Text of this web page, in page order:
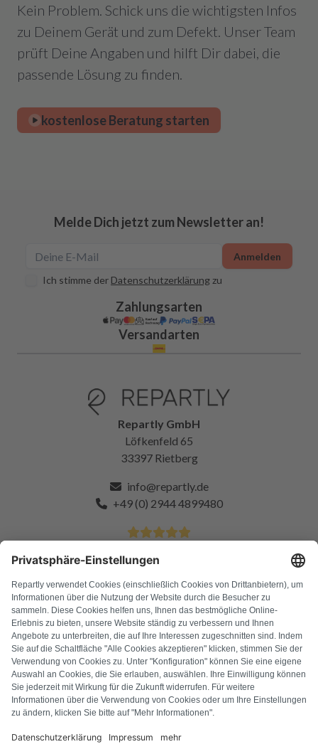
Kein Problem. Schick uns die wichtigsten Infos
zu Deinem Gerät und zum Defekt. Unser Team
prüft Deine Angaben und hilft Dir dabei, die
passende Lösung zu finden.
kostenlose Beratung starten
Melde Dich jetzt zum Newsletter an!
Ich stimme der Datenschutzerklärung zu
Anmelden
Zahlungsarten
Versandarten
Repartly GmbH
Löfkenfeld 65
33397 Rietberg
info@repartly.de
+49 (0) 2944 4899480
FAQ
Alle Fehlercodes
Über uns
Presse
Impressum